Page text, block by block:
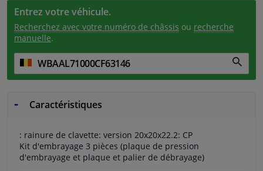
Entrez votre véhicule.
Recherchez avec votre numéro de châssis ou recherche
manuelle.
Caractéristiques
: rainure de clavette: version 20x20x22.2: CP
Kit d'embrayage 3 pièces (plaque de pression
d'embrayage et plaque et palier de débrayage)